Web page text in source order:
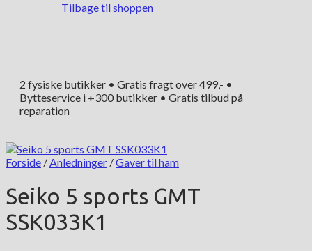
Tilbage til shoppen
2 fysiske butikker • Gratis fragt over 499,- •
Bytteservice i +300 butikker • Gratis tilbud på
reparation
Forside /Anledninger /Gaver til ham
Seiko 5 sports GMT
SSK033K1